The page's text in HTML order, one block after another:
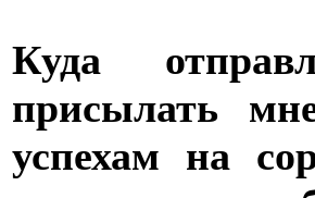
Куда
присылать
успехам на